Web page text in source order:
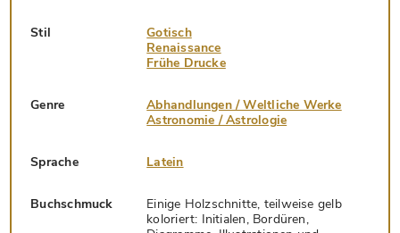
Stil
Gotisch
Renaissance
Frühe Drucke
Genre
Abhandlungen / Weltliche Werke
Astronomie / Astrologie
Sprache Latein
Buchschmuck
Einige Holzschnitte, teilweise gelb
koloriert: Initialen, Bordüren,